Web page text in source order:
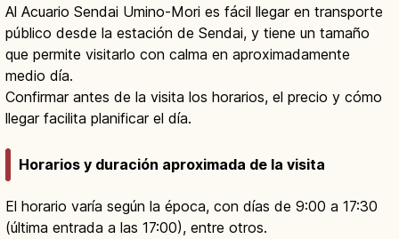
Al Acuario Sendai Umino-Mori es fácil llegar en transporte
público desde la estación de Sendai, y tiene un tamaño
que permite visitarlo con calma en aproximadamente
medio día.
Confirmar antes de la visita los horarios, el precio y cómo
llegar facilita planificar el día.
Horarios y duración aproximada de la visita
El horario varía según la época, con días de 9:00 a 17:30
(última entrada a las 17:00), entre otros.